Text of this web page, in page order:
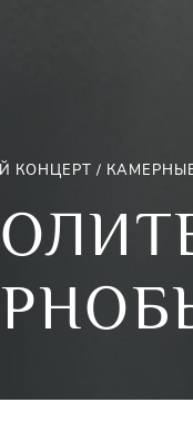
КОНЦЕРТ /